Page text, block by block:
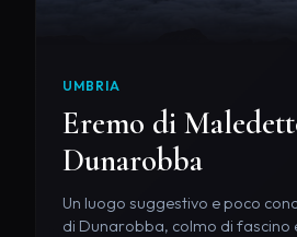
UMBRIA
Eremo di
Dunarobba
Un luogo suggestivo e poco
di Dunarobba, colmo di fascino